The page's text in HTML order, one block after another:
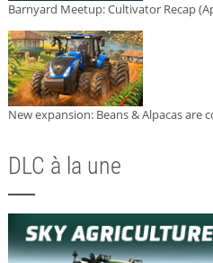
Barnyard Meetup: Cultivator Recap
New expansion: Beans & Alpacas are
DLC à la une